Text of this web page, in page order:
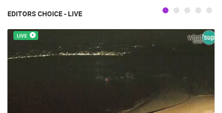
EDITORS CHOICE - LIVE
LIVE